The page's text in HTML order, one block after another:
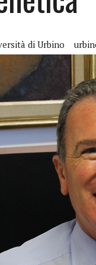
di Urbino